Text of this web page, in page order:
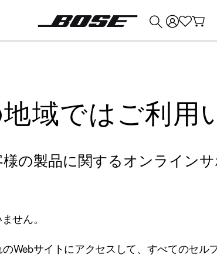
域ではご利用
の製品に関するオンラインサ
せん。
Webサイトにアクセスして、すべてのセル